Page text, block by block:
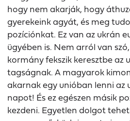
hogy nem akarják, hogy
gyerekeink agyát, és meg
pozíciónkat. Ez van az ukrán
ügyében is. Nem arról van
kormány fekszik keresztbe az
tagságnak. A magyarok
akarnak egy unióban lenni az
napot! És ez egészen másik
kezdeni. Egyetlen dolgot